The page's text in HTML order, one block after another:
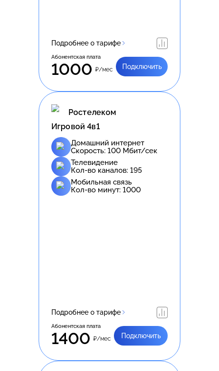
Подробнее о тарифе
Абонентская плата
1000 ₽/мес Подключить
Ростелеком
Игровой 4в1
Домашний интернет
Скорость: 100 Мбит/сек
Телевидение
Кол-во каналов: 195
Мобильная связь
Кол-во минут: 1000
Подробнее о тарифе
Абонентская плата
1400 ₽/мес Подключить